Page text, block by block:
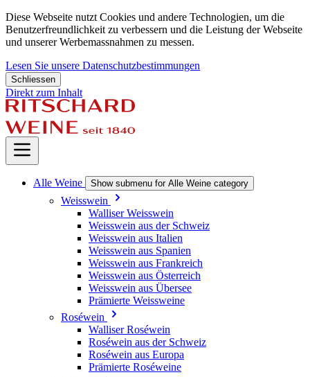
Diese Webseite nutzt Cookies und andere Technologien, um die
Benutzerfreundlichkeit zu verbessern und die Leistung der Webseite
und unserer Werbemassnahmen zu messen.
Lesen Sie unsere Datenschutzbestimmungen
Schliessen
Direkt zum Inhalt
Alle Weine Show submenu for Alle Weine category
Weisswein
Walliser Weisswein
Weisswein aus der Schweiz
Weisswein aus Italien
Weisswein aus Spanien
Weisswein aus Frankreich
Weisswein aus Österreich
Weisswein aus Übersee
Prämierte Weissweine
Roséwein
Walliser Roséwein
Roséwein aus der Schweiz
Roséwein aus Europa
Prämierte Roséweine